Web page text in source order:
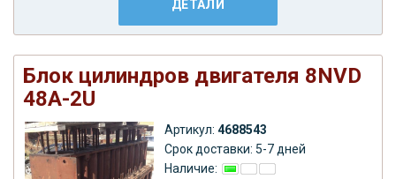
ДЕТАЛИ
Блок цилиндров двигателя 8NVD
48A-2U
Артикул: 4688543
Срок доставки: 5-7 дней
Наличие: